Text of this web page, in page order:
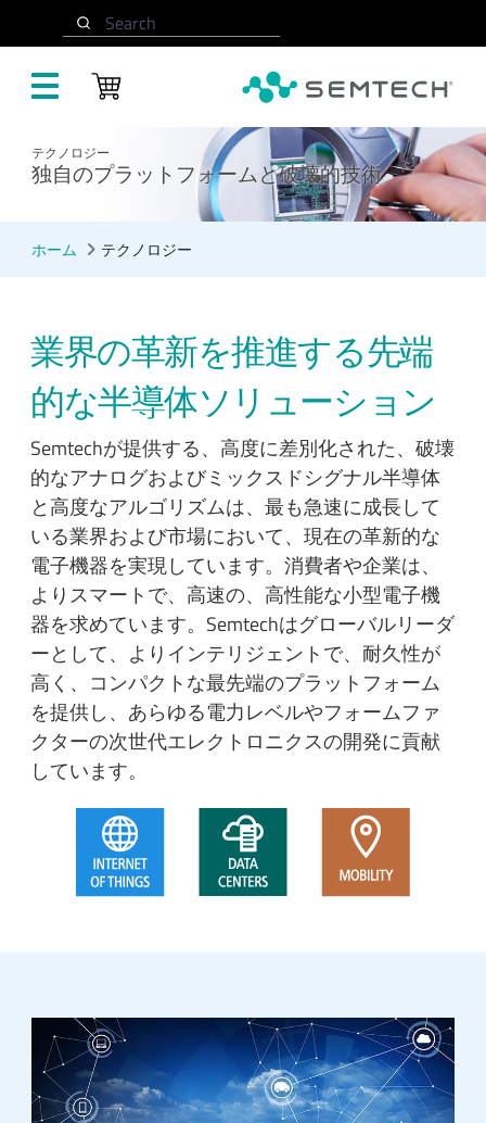
Search
テクノロジー
独自のプラットフォームと破壊的技術
ホーム テクノロジー
業界の革新を推進する先端
的な半導体ソリューション
Semtechが提供する、高度に差別化された、破壊
的なアナログおよびミックスドシグナル半導体
と高度なアルゴリズムは、最も急速に成長して
いる業界および市場において、現在の革新的な
電子機器を実現しています。消費者や企業は、
よりスマートで、高速の、高性能な小型電子機
器を求めています。Semtechはグローバルリーダ
ーとして、よりインテリジェントで、耐久性が
高く、コンパクトな最先端のプラットフォーム
を提供し、あらゆる電力レベルやフォームファ
クターの次世代エレクトロニクスの開発に貢献
しています。